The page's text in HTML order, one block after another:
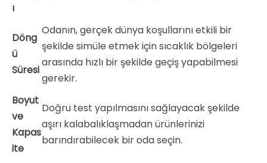
ı
Döng
ü
Süresi
Odanın, gerçek dünya koşullarını etkili bir
şekilde simüle etmek için sıcaklık bölgeleri
arasında hızlı bir şekilde geçiş yapabilmesi
gerekir.
Boyut
ve
Kapas
ite
Doğru test yapılmasını sağlayacak şekilde
aşırı kalabalıklaşmadan ürünlerinizi
barındırabilecek bir oda seçin.